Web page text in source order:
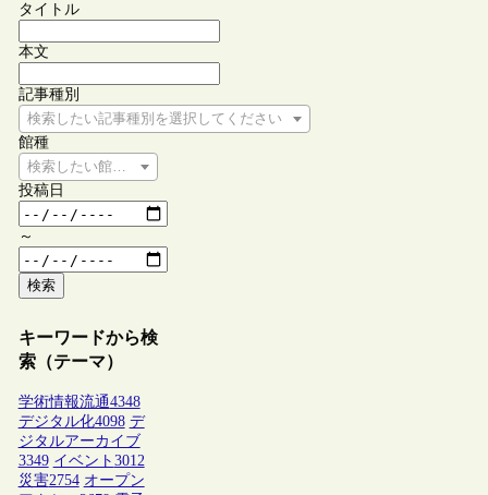
タイトル
本文
記事種別
検索したい記事種別を選択してください
館種
検索したい館種を選択してください
投稿日
～
検索
キーワードから検
索（テーマ）
学術情報流通4348
デジタル化4098 デ
ジタルアーカイブ
3349 イベント 3012
災害2754 オープン